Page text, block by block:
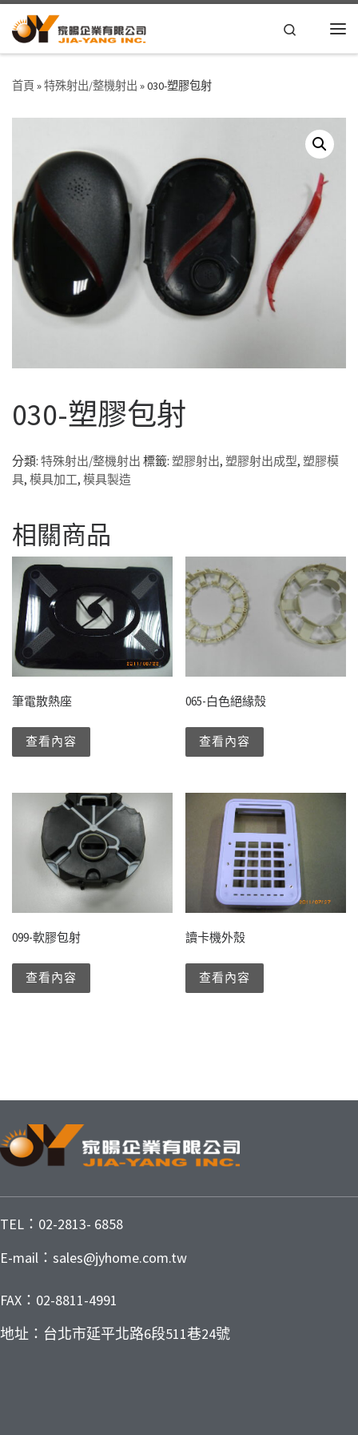
Skip to content Search
首頁 »特殊射出/整機射出 »030-塑膠包射
030-塑膠包射
分類: 特殊射出/整機射出 標籤: 塑膠射出, 塑膠射出成型, 塑膠模
具, 模具加工, 模具製造
相關商品
筆電散熱座
查看內容
065-白色絕緣殼
查看內容
099-軟膠包射
查看內容
讀卡機外殼
查看內容
TEL：02-2813- 6858
E-mail：sales@jyhome.com.tw
FAX：02-8811-4991
地址：台北市延平北路6段511巷24號